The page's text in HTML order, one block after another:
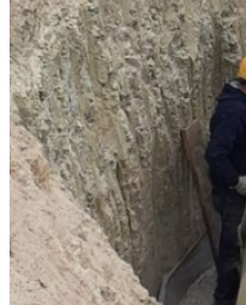
Tuberías sin
Tuberías de
Tuberías de hinca
Tuberías no